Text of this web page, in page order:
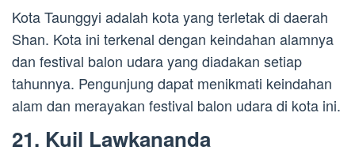
Kota Taunggyi adalah kota yang terletak di daerah
Shan. Kota ini terkenal dengan keindahan alamnya
dan festival balon udara yang diadakan setiap
tahunnya. Pengunjung dapat menikmati keindahan
alam dan merayakan festival balon udara di kota ini.
21. Kuil Lawkananda